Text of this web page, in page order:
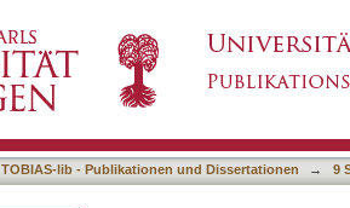
TOBIAS-lib - Publikationen und Dissertationen → 9